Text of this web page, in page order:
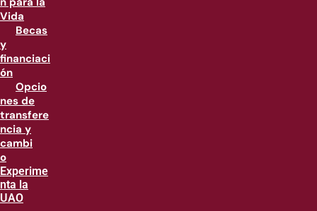
Vida
Becas
y
financiaci
ón
Opcio
nes de
transfere
ncia y
cambi
o
Experime
nta la
UAO